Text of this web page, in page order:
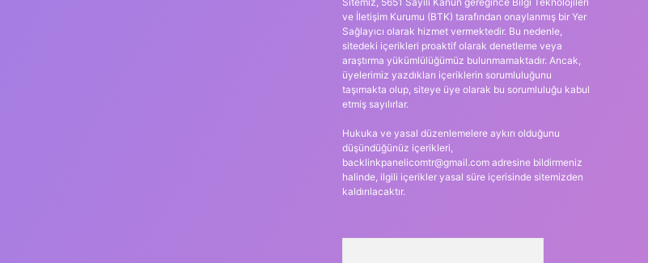
ve İletişim Kurumu (BTK) tarafından onaylanmış bir Yer
Sağlayıcı olarak hizmet vermektedir. Bu nedenle,
sitedeki içerikleri proaktif olarak denetleme veya
araştırma yükümlülüğümüz bulunmamaktadır. Ancak,
üyelerimiz yazdıkları içeriklerin sorumluluğunu
taşımakta olup, siteye üye olarak bu sorumluluğu kabul
etmiş sayılırlar.
Hukuka ve yasal düzenlemelere aykırı olduğunu
düşündüğünüz içerikleri,
backlinkpanelicomtr@gmail.comadresine bildirmeniz
halinde, ilgili içerikler yasal süre içerisinde sitemizden
kaldırılacaktır.